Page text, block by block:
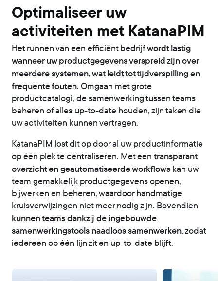
Optimaliseer uw
activiteiten met KatanaPIM
Het runnen van een efficiënt bedrijfwordt lastig
wanneer uw productgegevens verspreid zijn over
meerdere systemen, wat leidt tot tijdverspilling en
frequente fouten. Omgaan met grote
productcatalogi, de samenwerking tussen teams
beheren of alles up-to-date houden, zijn taken die
uw activiteiten kunnen vertragen.
KatanaPIM lost dit op door al uw productinformatie
op één plek te centraliseren. Met eentransparant
overzicht en geautomatiseerde workflowskan uw
team gemakkelijk productgegevens openen,
bijwerken en beheren, waardoor handmatige
kruisverwijzingen niet meer nodig zijn. Bovendien
kunnen teams dankzij de ingebouwde
samenwerkingstools naadloos samenwerken, zodat
iedereen op één lijn zit en up-to-date blijft.